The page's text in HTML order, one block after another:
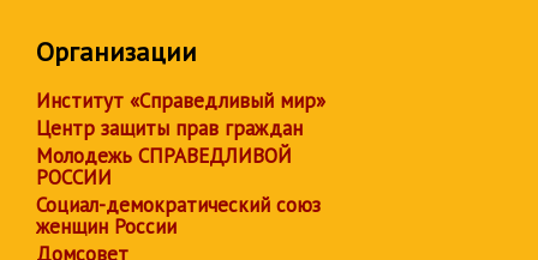
Организации
Институт «Справедливый мир»
Центр защиты прав граждан
Молодежь СПРАВЕДЛИВОЙ
РОССИИ
Социал-демократический союз
женщин России
Домсовет